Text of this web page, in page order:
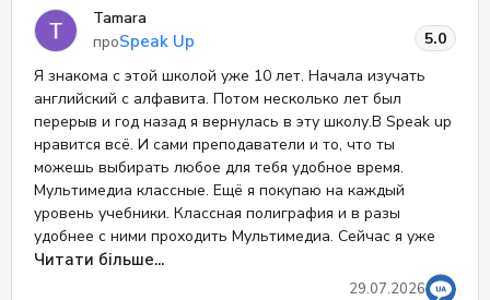
5
2 Відгуків
Tamara
проSpeak Up
29.07.2026
5.0
Я знакома с этой школой уже 10 лет. Начала изучать
английский с алфавита. Потом несколько лет был
перерыв и год назад я вернулась в эту школу.В Speak up
нравится всё. И сами преподаватели и то, что ты
можешь выбирать любое для тебя удобное время.
Мультимедиа классные. Ещё я покупаю на каждый
уровень учебники. Классная полиграфия и в разы
удобнее с ними проходить Мультимедиа. Сейчас я уже
на уровне Upper- Intermediate Служба сервиса тоже
классная. Всегда быстро и по делу оказывают
Читати більше...